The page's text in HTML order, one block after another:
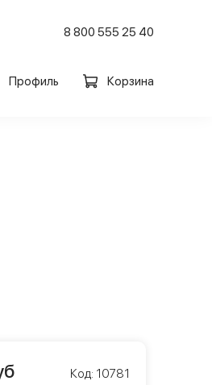
8 800 555 25 40
Профиль Корзина
Код: 10781